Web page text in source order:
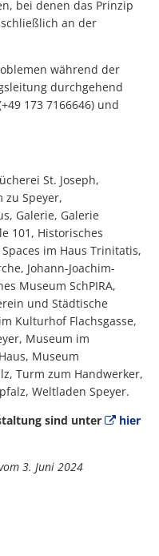
bei denen das Prinzip
an der
während der
durchgehend
173 7166646) und
St. Joseph,
zu Speyer,
Galerie, Galerie
101, Historisches
im Haus Trinitatis,
Johann-Joachim-
Museum SchPIRA,
und Städtische
Kulturhof Flachsgasse,
Museum im
Museum
Turm zum Handwerker,
Weltladen Speyer.
sind unter
hier
3. Juni 2024